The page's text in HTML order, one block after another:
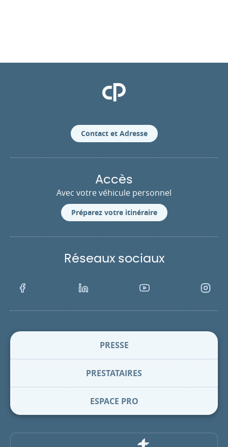
Clinique Pasteur
Contact et Adresse
Accès
Avec votre véhicule personnel
Préparez votre itinéraire
Réseaux sociaux
Facebook LinkedIn Youtube
PRESSE
PRESTATAIRES
ESPACE PRO